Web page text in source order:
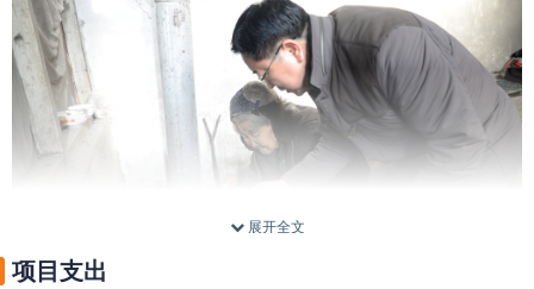
展开全文
项目支出